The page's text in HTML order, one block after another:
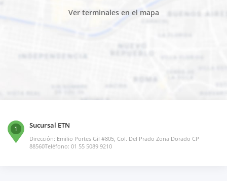
Ver terminales en el mapa
1 Sucursal ETN
Dirección: Emilio Portes Gil #805, Col. Del Prado Zona Dorado CP
88560Teléfono: 01 55 5089 9210